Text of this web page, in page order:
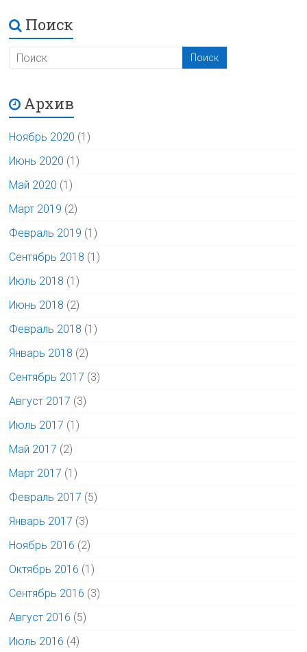
Поиск
Архив
Ноябрь 2020 (1)
Июнь 2020 (1)
Май 2020 (1)
Март 2019 (2)
Февраль 2019 (1)
Сентябрь 2018 (1)
Июль 2018 (1)
Июнь 2018 (2)
Февраль 2018 (1)
Январь 2018 (2)
Сентябрь 2017 (3)
Август 2017 (3)
Июль 2017 (1)
Май 2017 (2)
Март 2017 (1)
Февраль 2017 (5)
Январь 2017 (3)
Ноябрь 2016 (2)
Октябрь 2016 (1)
Сентябрь 2016 (3)
Август 2016 (5)
Июль 2016 (4)